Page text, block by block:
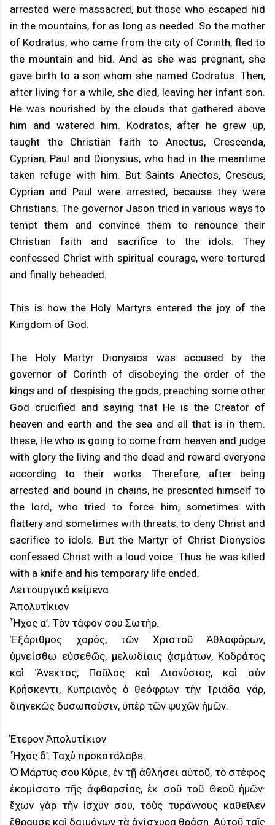
arrested were massacred, but those who escaped hid
in the mountains, for as long as needed. So the mother
of Kodratus, who came from the city of Corinth, fled to
the mountain and hid. And as she was pregnant, she
gave birth to a son whom she named Codratus. Then,
after living for a while, she died, leaving her infant son.
He was nourished by the clouds that gathered above
him and watered him. Kodratos, after he grew up,
taught the Christian faith to Anectus, Crescenda,
Cyprian, Paul and Dionysius, who had in the meantime
taken refuge with him. But Saints Anectos, Crescus,
Cyprian and Paul were arrested, because they were
Christians. The governor Jason tried in various ways to
tempt them and convince them to renounce their
Christian faith and sacrifice to the idols. They
confessed Christ with spiritual courage, were tortured
and finally beheaded.
This is how the Holy Martyrs entered the joy of the
Kingdom of God.
The Holy Martyr Dionysios was accused by the
governor of Corinth of disobeying the order of the
kings and of despising the gods, preaching some other
God crucified and saying that He is the Creator of
heaven and earth and the sea and all that is in them.
these, He who is going to come from heaven and judge
with glory the living and the dead and reward everyone
according to their works. Therefore, after being
arrested and bound in chains, he presented himself to
the lord, who tried to force him, sometimes with
flattery and sometimes with threats, to deny Christ and
sacrifice to idols. But the Martyr of Christ Dionysios
confessed Christ with a loud voice. Thus he was killed
with a knife and his temporary life ended.
Λειτουργικά κείμενα
Ἀπολυτίκιον
Ἦχος α’. Τὸν τάφον σου Σωτὴρ.
Ἐξάριθμος χορός, τῶν Χριστοῦ Ἀθλοφόρων,
ὑμνείσθω εὐσεθῶς, μελωδίαις ᾀσμάτων, Κοδράτος
καὶ Ἄνεκτος, Παῦλος καὶ Διονύσιος, καὶ σὺν
Κρήσκεντι, Κυπριανὸς ὁ θεόφρων τὴν Τριάδα γάρ,
διηνεκῶς δυσωπούσιν, ὑπὲρ τῶν ψυχῶν ἠμῶν.
Έτερον Ἀπολυτίκιον
Ἦχος δ’. Ταχύ προκατάλαβε.
Ὁ Μάρτυς σου Κύριε, ἐν τῇ ἀθλήσει αὐτοῦ, τὸ στέφος
ἐκομίσατο τῆς ἀφθαρσίας, ἐκ σοῦ τοῦ Θεοῦ ἡμῶν·
ἔχων γὰρ τὴν ἰσχύν σου, τοὺς τυράννους καθεῖλεν
ἔθραυσε καὶ δαιμόνων τὰ ἀνίσχυρα θράση. Αὐτοῦ ταῖς